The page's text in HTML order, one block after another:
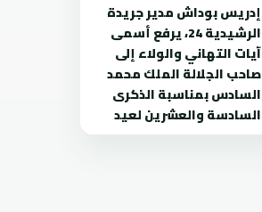
إدريس بوداش مدير جريدة
الرشيدية 24، يرفع أسمى
آيات التهاني والولاء إلى
صاحب الجلالة الملك محمد
السادس بمناسبة الذكرى
السادسة والعشرين لعيد